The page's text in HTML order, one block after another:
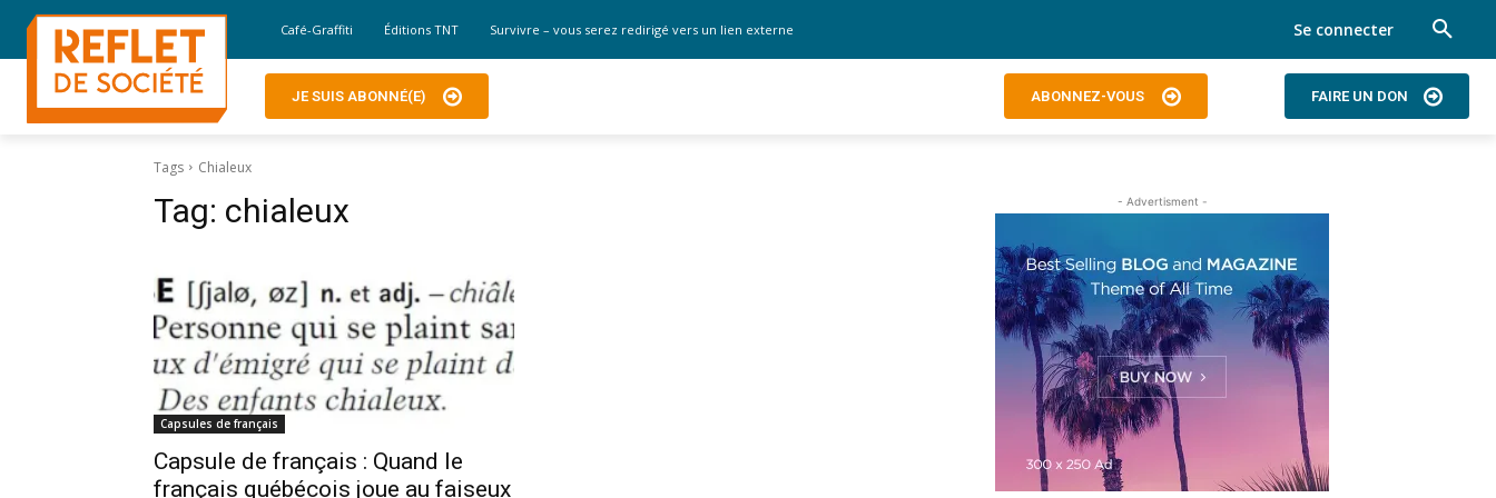
Café-Graffiti Éditions TNT Survivre – vous serez redirigé vers un lien externe Se connecter
JE SUIS ABONNÉ(E) ABONNEZ-VOUS FAIRE UN DON
Tags Chialeux
Tag: chialeux
Capsules de français
Capsule de français : Quand le
français québécois joue au faiseux
- Advertisment -